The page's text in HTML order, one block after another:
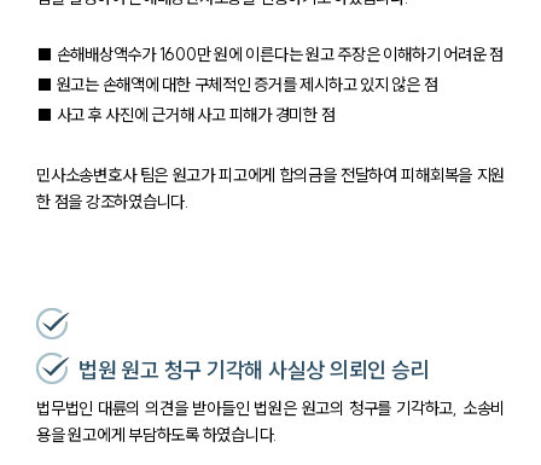
■ 손해배상액수가 1600만 원에 이른다는 원고 주장은 이해하기 어려운 점
■ 원고는 손해액에 대한 구체적인 증거를 제시하고 있지 않은 점
■ 사고 후 사진에 근거해 사고 피해가 경미한 점
민사소송변호사 팀은 원고가 피고에게 합의금을 전달하여 피해회복을 지원
한 점을 강조하였습니다.
법원 원고 청구 기각해 사실상 의뢰인 승리
법무법인 대륜의 의견을 받아들인 법원은 원고의 청구를 기각하고, 소송비
용을 원고에게 부담하도록 하였습니다.